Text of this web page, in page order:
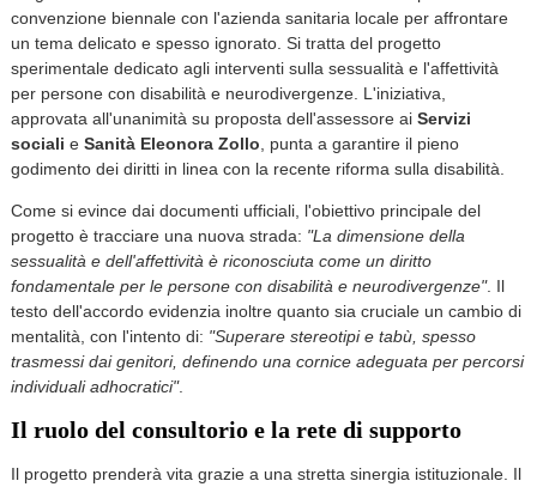
convenzione biennale con l'azienda sanitaria locale per affrontare
un tema delicato e spesso ignorato. Si tratta del progetto
sperimentale dedicato agli interventi sulla sessualità e l'affettività
per persone con disabilità e neurodivergenze. L'iniziativa,
approvata all'unanimità su proposta dell'assessore ai Servizi
sociali e Sanità Eleonora Zollo , punta a garantire il pieno
godimento dei diritti in linea con la recente riforma sulla disabilità.
Come si evince dai documenti ufficiali, l'obiettivo principale del
progetto è tracciare una nuova strada: "La dimensione della
sessualità e dell'affettività è riconosciuta come un diritto
fondamentale per le persone con disabilità e neurodivergenze". Il
testo dell'accordo evidenzia inoltre quanto sia cruciale un cambio di
mentalità, con l'intento di: "Superare stereotipi e tabù, spesso
trasmessi dai genitori, definendo una cornice adeguata per percorsi
individuali adhocratici".
Il ruolo del consultorio e la rete di supporto
Il progetto prenderà vita grazie a una stretta sinergia istituzionale. Il